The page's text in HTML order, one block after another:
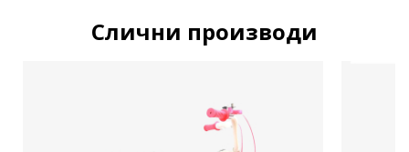
Слични производи